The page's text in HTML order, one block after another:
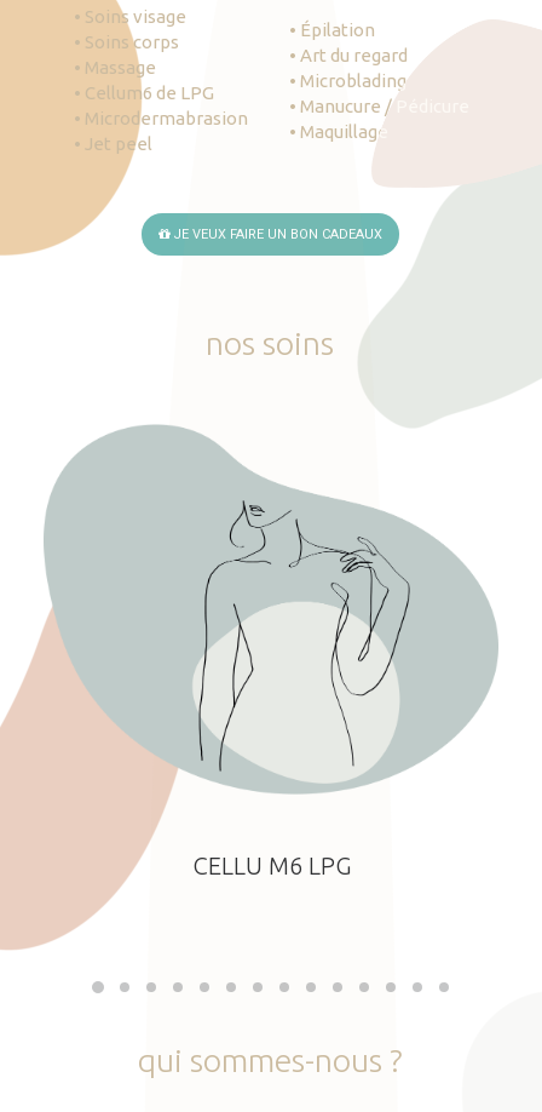
• Soins visage
• Soins corps
• Massage
• Cellum6 de LPG
• Microdermabrasion
• Jet peel
• Épilation
• Art du regard
• Microblading
• Manucure / Pédicure
• Maquillage
JE VEUX FAIRE UN BON CADEAUX
nos soins
CELLU M6 LPG
qui sommes-nous ?